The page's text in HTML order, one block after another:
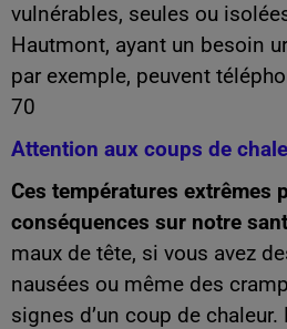
vulnérables, seules ou
Hautmont, ayant un besoin
par exemple, peuvent
70
Attention aux coups de
Ces températures extrêmes
conséquences sur notre
maux de tête, si vous avez
nausées ou même des
signes d’un coup de